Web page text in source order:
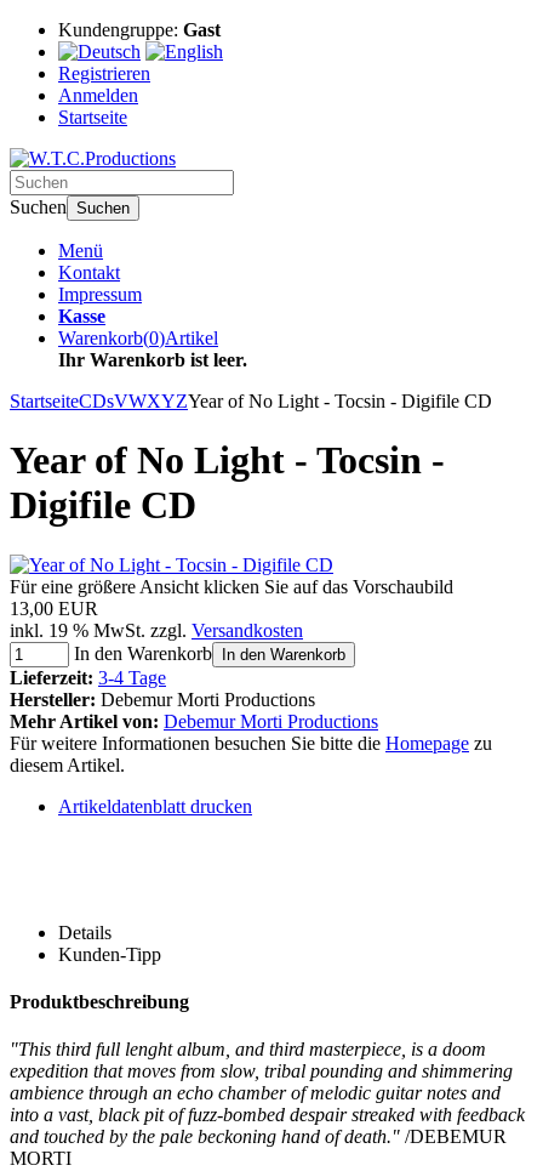
Kundengruppe: Gast
Registrieren
Anmelden
Startseite
Suchen Suchen
Menü
Kontakt
Impressum
Kasse
Warenkorb(0)Artikel
Ihr Warenkorb ist leer.
StartseiteCDsVWXYZYear of No Light - Tocsin - Digifile CD
Year of No Light - Tocsin -
Digifile CD
Für eine größere Ansicht klicken Sie auf das Vorschaubild
13,00 EUR
inkl. 19 % MwSt. zzgl. Versandkosten
In den Warenkorb
In den Warenkorb
Lieferzeit: 3-4 Tage
Hersteller: Debemur Morti Productions
Mehr Artikel von: Debemur Morti Productions
Für weitere Informationen besuchen Sie bitte die Homepage zu
diesem Artikel.
Artikeldatenblatt drucken
Details
Kunden-Tipp
Produktbeschreibung
"This third full lenght album, and third masterpiece, is a doom
expedition that moves from slow, tribal pounding and shimmering
ambience through an echo chamber of melodic guitar notes and
into a vast, black pit of fuzz-bombed despair streaked with feedback
and touched by the pale beckoning hand of death." /DEBEMUR
MORTI